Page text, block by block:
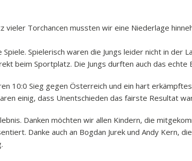
Torchancen mussten wir eine Niederlage
Spielerisch waren die Jungs leider nicht in der
beim Sportplatz. Die Jungs durften auch das echte
10:0 Sieg gegen Österreich und ein hart
einig, dass Unentschieden das fairste Resultat
Danken möchten wir allen Kindern, die
Danke auch an Bogdan Jurek und Andy Kern,